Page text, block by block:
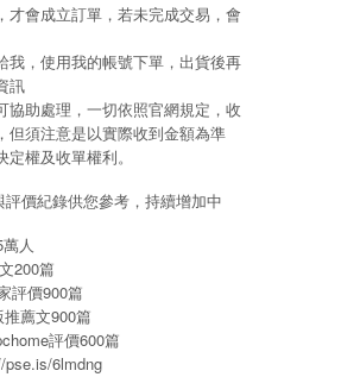
才會成立訂單，若未完成交易，會
我，使用我的帳號下單，出貨後再
訊
協助處理，一切依照官網規定，收
但須注意是以實際收到金額為準
權及收單權利。
價紀錄供您參考，持續增加中
人
200篇
評價900篇
薦文900篇
評價600篇
pse.is/6lmdng